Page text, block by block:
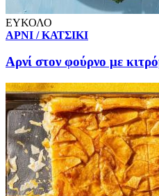
ΕΥΚΟΛΟ
ΑΡΝΙ / ΚΑΤΣΙΚΙ
Αρνί στον φούρνο με